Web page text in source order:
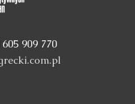
909 770